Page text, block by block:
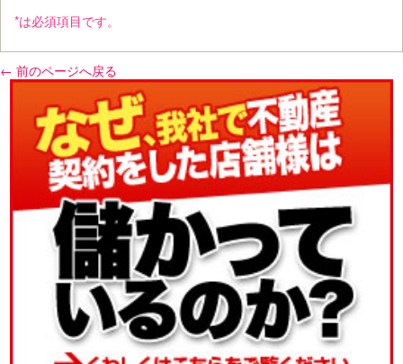
*は必須項目です。
← 前のページへ戻る